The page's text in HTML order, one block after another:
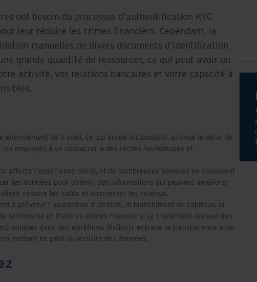
ont besoin du processus d'authentification KYC
leur réduire les crimes financiers. Cependant, la
manuelles de divers documents d'identification
grande quantité de ressources, ce qui peut avoir un
activité, vos relations bancaires et votre capacité à
énormément de travail, ce qui érode les budgets, allonge le délai de
employés à se consacrer à des tâches fastidieuses et
affecte l'expérience client, et de nombreuses banques ne saisissent
les données pour obtenir des informations qui peuvent améliorer
réduire les coûts et augmenter les revenus.
à prévenir l'usurpation d'identité, le blanchiment de capitaux, la
terrorisme et d'autres crimes financiers. Le traitement manuel des
dans des workflows distincts entrave la transparence ainsi
mettant en péril la sécurité des données.